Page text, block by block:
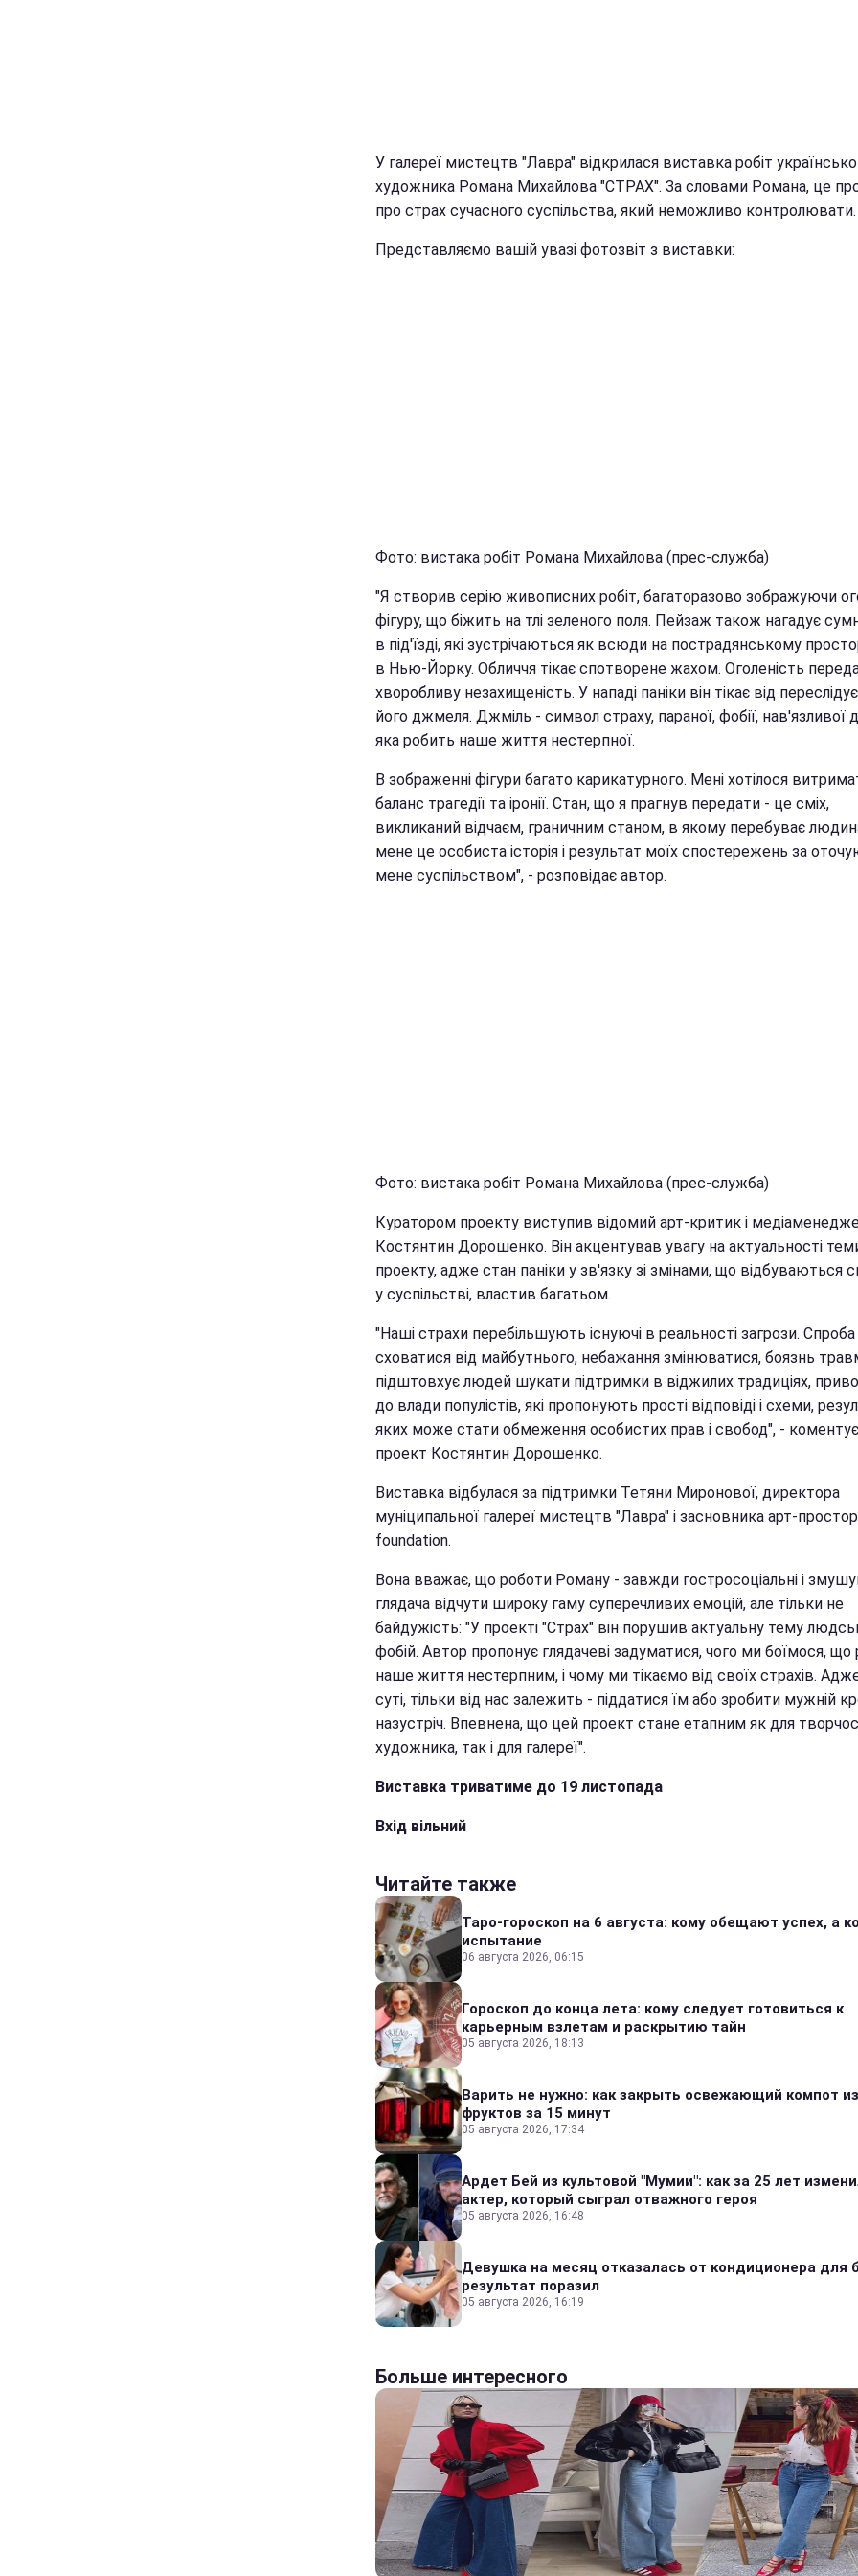
У галереї мистецтв "Лавра" відкрилася виставка робіт
художника Романа Михайлова "СТРАХ". За словами Романа, це
про страх сучасного суспільства, який неможливо контролювати.
Представляємо вашій увазі фотозвіт з виставки:
Фото: вистака робіт Романа Михайлова (прес-служба)
"Я створив серію живописних робіт, багаторазово зображуючи
фігуру, що біжить на тлі зеленого поля. Пейзаж також нагадує
в під'їзді, які зустрічаються як всюди на пострадянському
в Нью-Йорку. Обличчя тікає спотворене жахом. Оголеність
хворобливу незахищеність. У нападі паніки він тікає від
його джмеля. Джміль - символ страху, параної, фобії, нав'язливої
яка робить наше життя нестерпної.
В зображенні фігури багато карикатурного. Мені хотілося
баланс трагедії та іронії. Стан, що я прагнув передати - це сміх,
викликаний відчаєм, граничним станом, в якому перебуває
мене це особиста історія і результат моїх спостережень за
мене суспільством", - розповідає автор.
Фото: вистака робіт Романа Михайлова (прес-служба)
Куратором проекту виступив відомий арт-критик і
Костянтин Дорошенко. Він акцентував увагу на актуальності
проекту, адже стан паніки у зв'язку зі змінами, що відбуваються
у суспільстві, властив багатьом.
"Наші страхи перебільшують існуючі в реальності загрози. Спроба
сховатися від майбутнього, небажання змінюватися, боязнь
підштовхує людей шукати підтримки в віджилих традиціях,
до влади популістів, які пропонують прості відповіді і схеми,
яких може стати обмеження особистих прав і свобод", - коментує
проект Костянтин Дорошенко.
Виставка відбулася за підтримки Тетяни Миронової, директора
муніципальної галереї мистецтв "Лавра" і засновника арт-
foundation.
Вона вважає, що роботи Роману - завжди гостросоціальні і
глядача відчути широку гаму суперечливих емоцій, але тільки не
байдужість: "У проекті "Страх" він порушив актуальну тему
фобій. Автор пропонує глядачеві задуматися, чого ми боїмося, що
наше життя нестерпним, і чому ми тікаємо від своїх страхів.
суті, тільки від нас залежить - піддатися їм або зробити мужній
назустріч. Впевнена, що цей проект стане етапним як для
художника, так і для галереї".
Виставка триватиме до 19 листопада
Вхід вільний
Читайте также
Таро-гороскоп на 6 августа: кому обещают успех, а
испытание
06 августа 2026, 06:15
Гороскоп до конца лета: кому следует готовиться к
карьерным взлетам и раскрытию тайн
05 августа 2026, 18:13
Варить не нужно: как закрыть освежающий компот
фруктов за 15 минут
05 августа 2026, 17:34
Ардет Бей из культовой "Мумии": как за 25 лет
актер, который сыграл отважного героя
05 августа 2026, 16:48
Девушка на месяц отказалась от кондиционера для
результат поразил
05 августа 2026, 16:19
Больше интересного